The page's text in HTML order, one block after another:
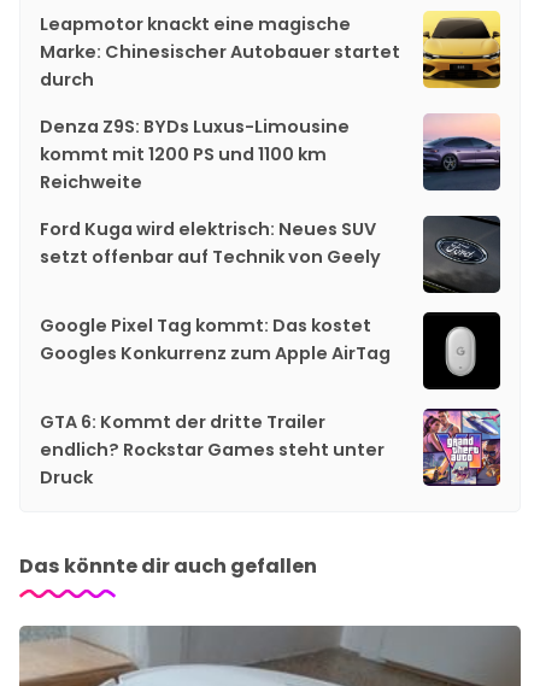
Leapmotor knackt eine magische
Marke: Chinesischer Autobauer startet
durch
Denza Z9S: BYDs Luxus-Limousine
kommt mit 1200 PS und 1100 km
Reichweite
Ford Kuga wird elektrisch: Neues SUV
setzt offenbar auf Technik von Geely
Google Pixel Tag kommt: Das kostet
Googles Konkurrenz zum Apple AirTag
GTA 6: Kommt der dritte Trailer
endlich? Rockstar Games steht unter
Druck
Das könnte dir auch gefallen